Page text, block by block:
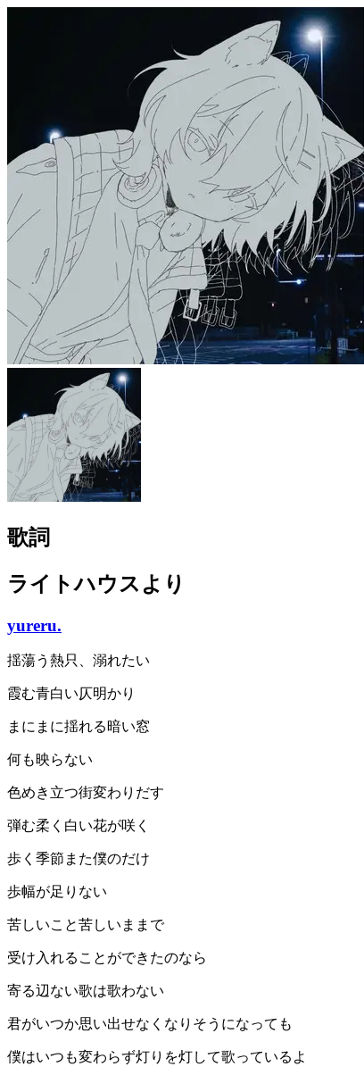
歌詞
ライトハウスより
yureru.
揺蕩う熱只、溺れたい
霞む青白い仄明かり
まにまに揺れる暗い窓
何も映らない
色めき立つ街変わりだす
弾む柔く白い花が咲く
歩く季節また僕のだけ
歩幅が足りない
苦しいこと苦しいままで
受け入れることができたのなら
寄る辺ない歌は歌わない
君がいつか思い出せなくなりそうになっても
僕はいつも変わらず灯りを灯して歌っているよ